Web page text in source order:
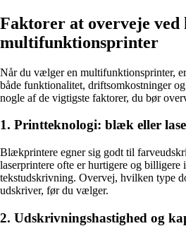
Faktorer at overveje ved
multifunktionsprinter
Når du vælger en multifunktionsprinter,
både funktionalitet, driftsomkostninger
nogle af de vigtigste faktorer, du bør
1. Printteknologi: blæk eller
Blækprintere egner sig godt til
laserprintere ofte er hurtigere og
tekstudskrivning. Overvej, hvilken type
udskriver, før du vælger.
2. Udskrivningshastighed og